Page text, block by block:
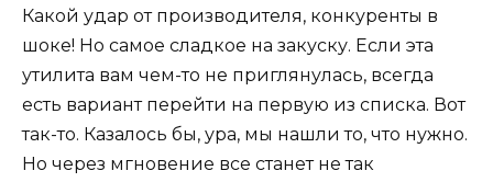
Какой удар от производителя, конкуренты в
шоке! Но самое сладкое на закуску. Если эта
утилита вам чем-то не приглянулась, всегда
есть вариант перейти на первую из списка. Вот
так-то. Казалось бы, ура, мы нашли то, что нужно.
Но через мгновение все станет не так